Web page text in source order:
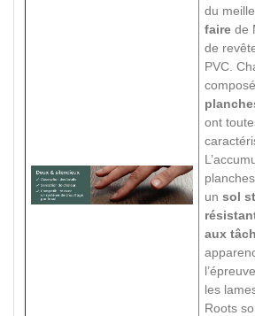
du
faire de
de
PVC.
ont
un sol
aux
les
Roots